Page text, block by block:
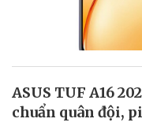
ASUS TUF A16
chuẩn quân đội,